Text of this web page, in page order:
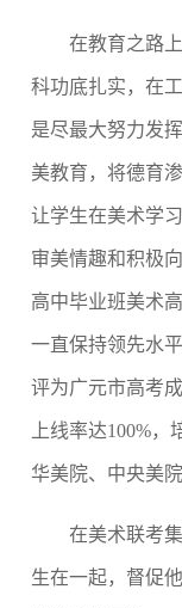
在教育之路
科功底扎实，在
是尽最大努力发
美教育，将德育
让学生在美术学
审美情趣和积极
高中毕业班美术
一直保持领先水平
评为广元市高考
上线率达100%，
华美院、中央美
在美术联考
生在一起，督促